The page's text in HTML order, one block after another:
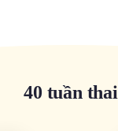
40 tuần thai